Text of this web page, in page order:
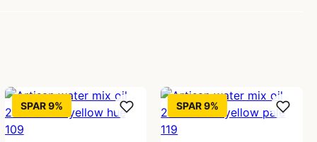
SPAR 9% SPAR 9%